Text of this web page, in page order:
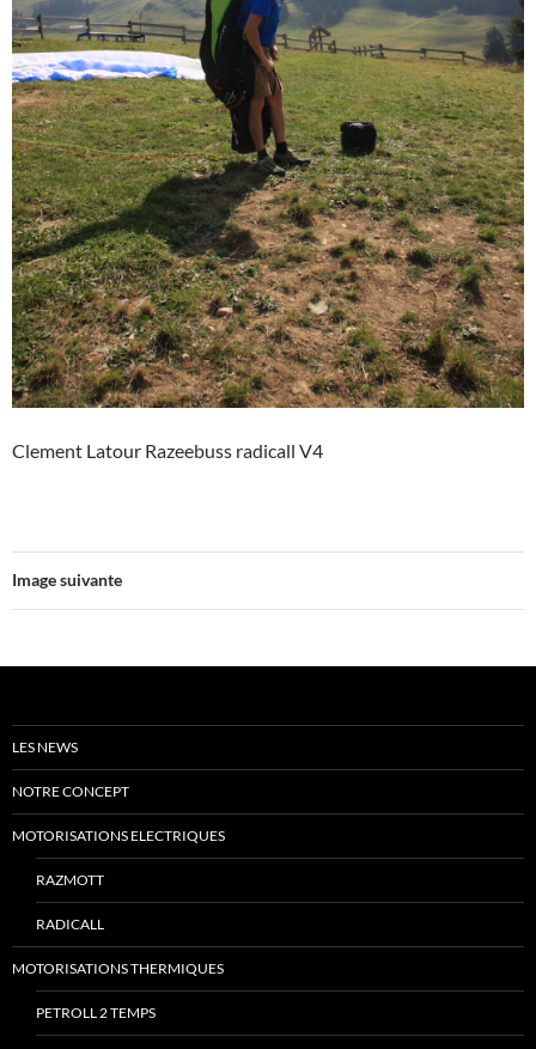
Clement Latour Razeebuss radicall V4
Image suivante
LES NEWS
NOTRE CONCEPT
MOTORISATIONS ELECTRIQUES
RAZMOTT
RADICALL
MOTORISATIONS THERMIQUES
PETROLL 2 TEMPS